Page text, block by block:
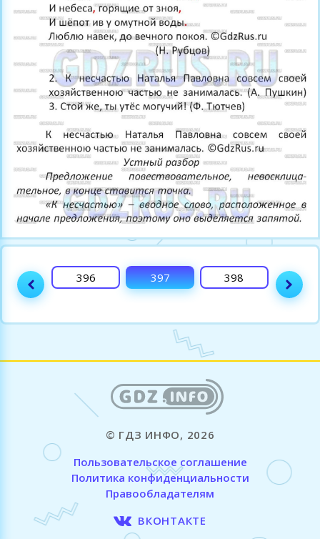
395 396 397 398 399
© ГДЗ ИНФО, 2026
Пользовательское соглашение
Политика конфиденциальности
Правообладателям
ВКОНТАКТЕ